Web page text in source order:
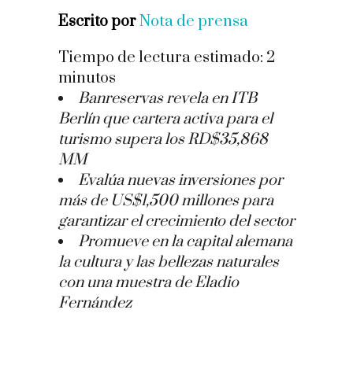
Escrito porNota de prensa
Tiempo de lectura estimado: 2
minutos
Banreservas revela en ITB
Berlín que cartera activa para el
turismo supera los RD$35,868
MM
Evalúa nuevas inversiones por
más de US$1,500 millones para
garantizar el crecimiento del sector
Promueve en la capital alemana
la cultura y las bellezas naturales
con una muestra de Eladio
Fernández